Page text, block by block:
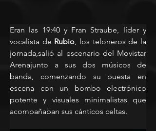
Eran las 19:40 y Fran Straube, líder y
vocalista de Rubio, los teloneros de la
jornada,salió al escenario del Movistar
Arenajunto a sus dos músicos de
banda, comenzando su puesta en
escena con un bombo electrónico
potente y visuales minimalistas que
acompañaban sus cánticos celtas.